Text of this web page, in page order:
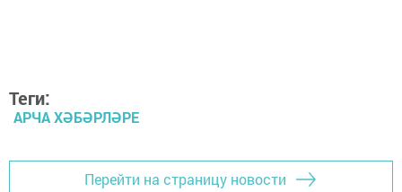
Теги:
АРЧА ХӘБӘРЛӘРЕ
Перейти на страницу новости